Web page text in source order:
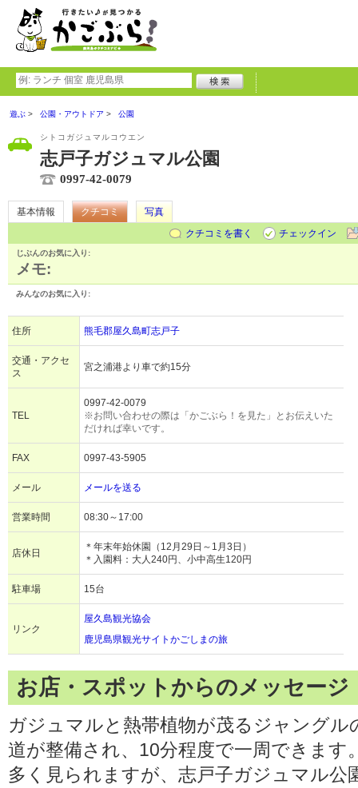
遊ぶ 公園・アウトドア 公園
シトコガジュマルコウエン
志戸子ガジュマル公園
0997-42-0079
基本情報 クチコミ
写真
クチコミを書く
チェックイン
じぶんのお気に入り:
メモ:
みんなのお気に入り:
住所 熊毛郡屋久島町志戸子
交通・アクセ
ス
宮之浦港より車で約15分
TEL
0997-42-0079
※お問い合わせの際は「かごぶら！を見た」とお伝えいた
だければ幸いです。
FAX 0997-43-5905
メール メールを送る
営業時間 08:30～17:00
店休日
＊年末年始休園（12月29日～1月3日）
＊入園料：大人240円、小中高生120円
駐車場 15台
リンク
屋久島観光協会
鹿児島県観光サイトかごしまの旅
お店・スポットからのメッセージ
ガジュマルと熱帯植物が茂るジャングル
道が整備され、10分程度で一周できま
多く見られますが、志戸子ガジュマル公